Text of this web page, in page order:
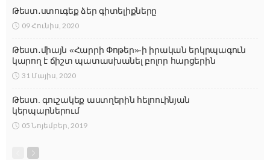
Թեստ․ստուգեք ձեր գիտելիքները
09 Հունիս, 2020
Թեստ․միայն «Հարրի Փոթեր»-ի իրական երկրպագուն
կարող է ճիշտ պատասխանել բոլոր հարցերին
31 Մայիս, 2020
Թեստ. գուշակեք աստղերին հելոուինյան
կերպարներում
05 Նոյեմբեր, 2019